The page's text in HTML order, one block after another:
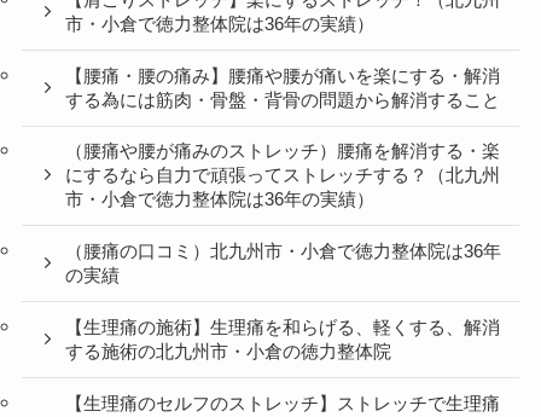
【肩こりの施術】肩こりの真の原因を解く施術：骨
盤・背骨の歪みを整える北九州市・小倉の徳力整体院
（肩こり口コミ・質疑応答）小倉北区からも経験でも
のを言う整体なら徳力整体院｜
【肩こりストレッチ】楽にするストレッチ！（北九州
市・小倉で徳力整体院は36年の実績）
【腰痛・腰の痛み】腰痛や腰が痛いを楽にする・解消
する為には筋肉・骨盤・背骨の問題から解消すること
（腰痛や腰が痛みのストレッチ）腰痛を解消する・楽
にするなら自力で頑張ってストレッチする？（北九州
市・小倉で徳力整体院は36年の実績）